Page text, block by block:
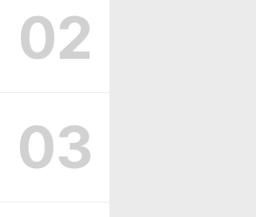
02
03